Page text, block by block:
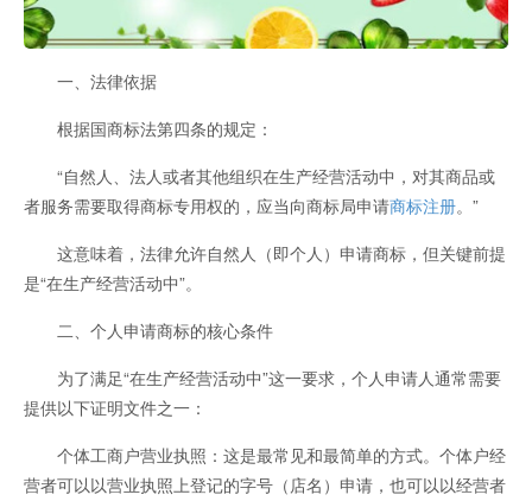
一、法律依据
根据国商标法第四条的规定：
“自然人、法人或者其他组织在生产经营活动中，对其商品或
者服务需要取得商标专用权的，应当向商标局申请商标注册。”
这意味着，法律允许自然人（即个人）申请商标，但关键前提
是“在生产经营活动中”。
二、个人申请商标的核心条件
为了满足“在生产经营活动中”这一要求，个人申请人通常需要
提供以下证明文件之一：
个体工商户营业执照：这是最常见和最简单的方式。个体户经
营者可以以营业执照上登记的字号（店名）申请，也可以以经营者